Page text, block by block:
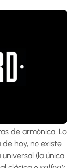
de armónica. Lo
hoy, no existe
(la única